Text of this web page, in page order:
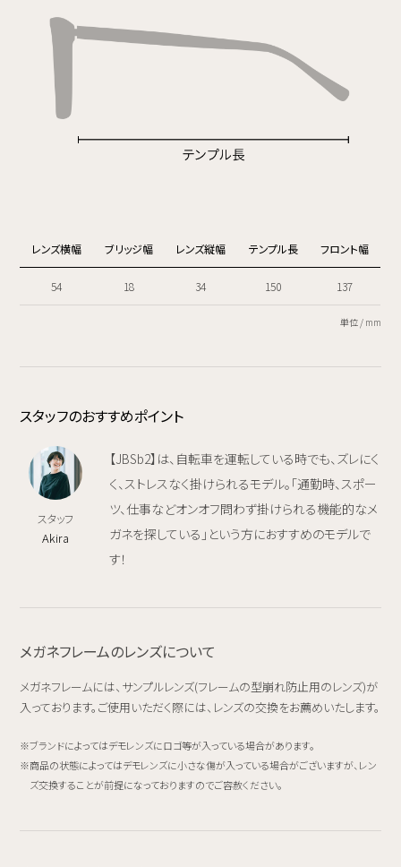
レンズ横幅 ブリッジ幅 レンズ縦幅 テンプル長 フロント幅
54 18 34 150 137
単位 / mm
スタッフのおすすめポイント
スタッフ
Akira
【JBSb2】は、自転車を運転している時でも、ズレにく
く、ストレスなく掛けられるモデル。「通勤時、スポー
ツ、仕事などオンオフ問わず掛けられる機能的なメ
ガネを探している」という方におすすめのモデルで
す！
メガネフレームのレンズについて
メガネフレームには、サンプルレンズ(フレームの型崩れ防止用のレンズ)が
入っております。ご使用いただく際には、レンズの交換をお薦めいたします。
ブランドによってはデモレンズにロゴ等が入っている場合があります。
商品の状態によってはデモレンズに小さな傷が入っている場合がございますが、レン
ズ交換することが前提になっておりますのでご容赦ください。